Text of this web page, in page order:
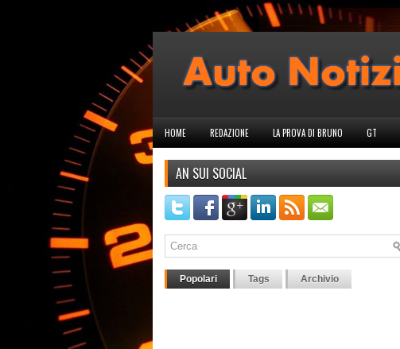
HOME REDAZIONE LA PROVA DI BRUNO GT
AN SUI SOCIAL
Popolari Tags Archivio